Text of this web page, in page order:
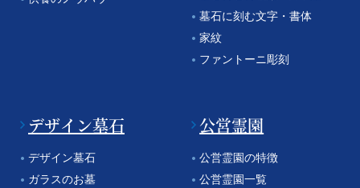
墓石に刻む文字・書体
家紋
ファントーニ彫刻
デザイン墓石
デザイン墓石
ガラスのお墓
公営霊園
公営霊園の特徴
公営霊園一覧